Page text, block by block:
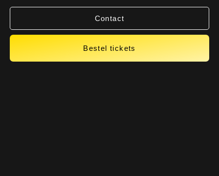
Contact
Bestel tickets